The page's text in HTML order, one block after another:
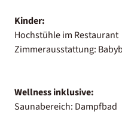
Kinder:
Hochstühle im Restaurant
Zimmerausstattung:
Wellness inklusive:
Saunabereich: Dampfbad